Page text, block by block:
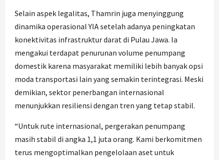
Selain aspek legalitas, Thamrin juga menyinggung
dinamika operasional YIA setelah adanya peningkatan
konektivitas infrastruktur darat di Pulau Jawa. Ia
mengakui terdapat penurunan volume penumpang
domestik karena masyarakat memiliki lebih banyak opsi
moda transportasi lain yang semakin terintegrasi. Meski
demikian, sektor penerbangan internasional
menunjukkan resiliensi dengan tren yang tetap stabil.
“Untuk rute internasional, pergerakan penumpang
masih stabil di angka 1,1 juta orang. Kami berkomitmen
terus mengoptimalkan pengelolaan aset untuk